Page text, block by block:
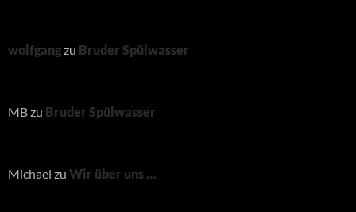
wolfgangzu Bruder Spülwasser
MBzu Bruder Spülwasser
Michael zu Wir über uns …